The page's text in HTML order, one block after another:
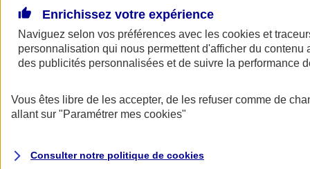
AXA Assurance
Enrichissez votre expérience
Naviguez selon vos préférences avec les cookies et
personnalisation qui nous permettent d'afficher du contenu
des publicités personnalisées et de suivre la performance
Vous êtes libre de les accepter, de les refuser comme de
allant sur "Paramétrer mes cookies"
Consulter notre politique de cookies